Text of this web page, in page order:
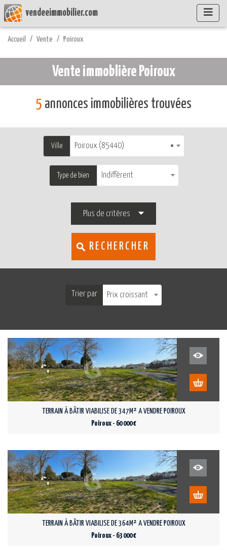
vendeeimmobilier.com
Accueil Vente Poiroux
Vente immoblière Poiroux
5 annonces immobilières trouvées
Ville ×
Poiroux (85440)
Type de bien Indifférent
Plus de critères
RECHERCHER
Trier par Prix croissant
TERRAIN À BÂTIR VIABILISE DE 347M² A VENDRE POIROUX
Poiroux - 60 000 €
TERRAIN À BÂTIR VIABILISE DE 364M² A VENDRE POIROUX
Poiroux - 63 000 €